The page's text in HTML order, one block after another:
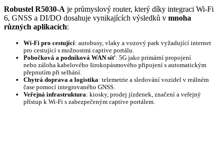
Robustel R5030-A je průmyslový router, který díky integraci Wi-Fi
6, GNSS a DI/DO dosahuje vynikajících výsledků v mnoha
různých aplikacích:
Wi-Fi pro cestující: autobusy, vlaky a vozový park vyžadující internet
pro cestující s možnostmi captive portálu.
Pobočková a podniková WAN síť: 5G jako primární propojení
nebo záloha kabelového širokopásmového připojení s automatickým
přepnutím při selhání.
Chytrá doprava a logistika: telemetrie a sledování vozidel v reálném
čase pomocí integrovaného GNSS.
Veřejná infrastruktura: kiosky, prodej jízdenek, značení a veřejný
přístup k Wi-Fi s zabezpečeným captive portálem.